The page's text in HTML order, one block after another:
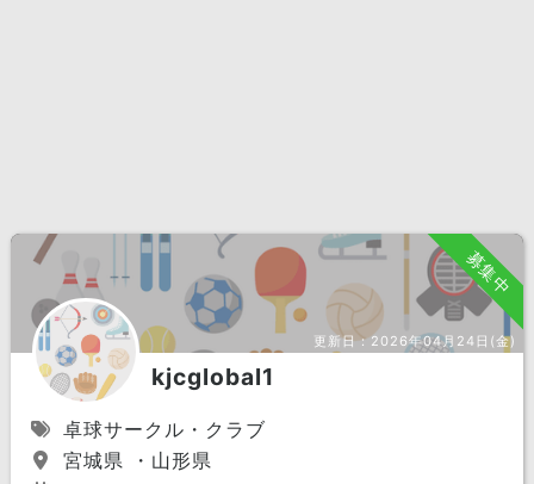
募集中
更新日：2026年04月24日(金)
kjcglobal1
卓球サークル・クラブ
宮城県 ・山形県